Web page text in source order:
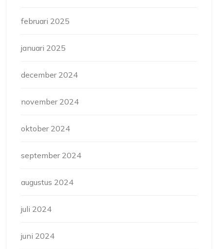
februari 2025
januari 2025
december 2024
november 2024
oktober 2024
september 2024
augustus 2024
juli 2024
juni 2024